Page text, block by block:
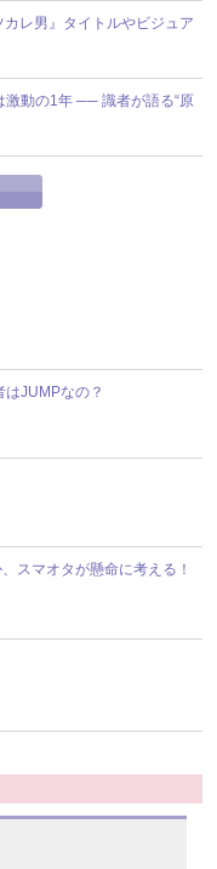
レ男』タイトルやビジュア
激動の1年 ── 識者が語る“原
JUMPなの？
スマオタが懸命に考える！